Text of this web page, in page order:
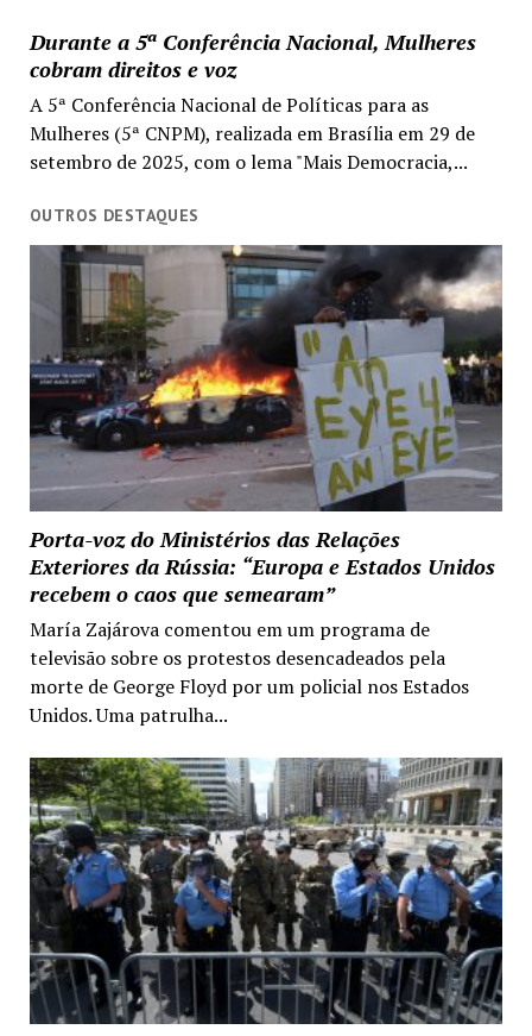
Durante a 5ª Conferência Nacional, Mulheres
cobram direitos e voz
A 5ª Conferência Nacional de Políticas para as
Mulheres (5ª CNPM), realizada em Brasília em 29 de
setembro de 2025, com o lema "Mais Democracia,...
OUTROS DESTAQUES
Porta-voz do Ministérios das Relações
Exteriores da Rússia: “Europa e Estados Unidos
recebem o caos que semearam”
María Zajárova comentou em um programa de
televisão sobre os protestos desencadeados pela
morte de George Floyd por um policial nos Estados
Unidos. Uma patrulha...